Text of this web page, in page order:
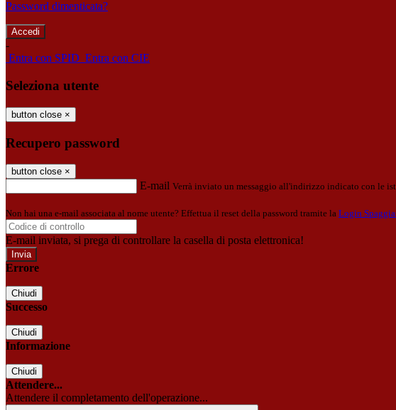
Password dimenticata?
-
Entra con SPID Entra con CIE
Seleziona utente
button close ×
Recupero password
button close ×
E-mail Verrà inviato un messaggio all'indirizzo indicato con le
Non hai una e-mail associata al nome utente? Effettua il reset della password tramite la Login
E-mail inviata, si prega di controllare la casella di posta elettronica!
Errore
Chiudi
Successo
Chiudi
Informazione
Chiudi
Attendere...
Attendere il completamento dell'operazione...